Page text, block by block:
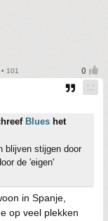
101
Blues het
blijven stijgen door
de 'eigen'
in Spanje,
op veel plekken